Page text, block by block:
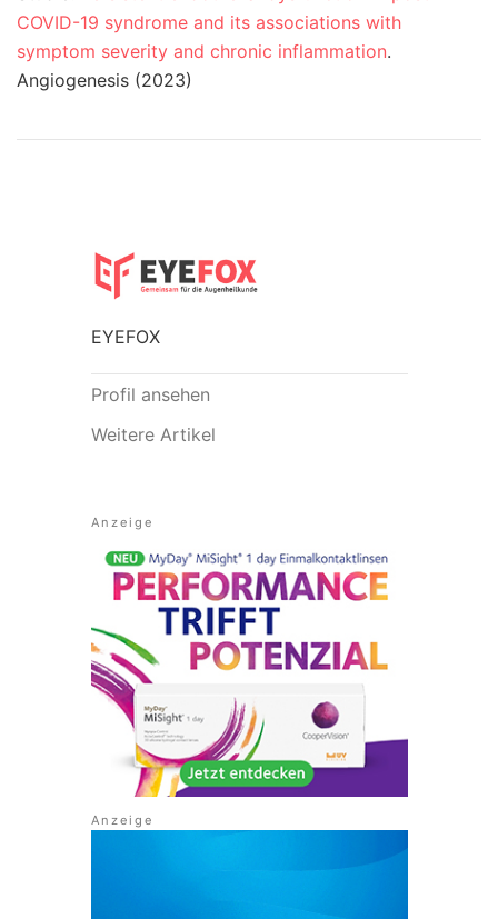
COVID-19 syndrome and its associations with
symptom severity and chronic inflammation.
Angiogenesis (2023)
EYEFOX
Profil ansehen
Weitere Artikel